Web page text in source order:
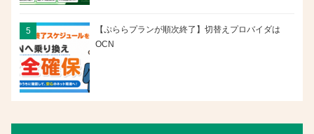
【ぷららプランが順次終了】切替えプロバイダは
OCN